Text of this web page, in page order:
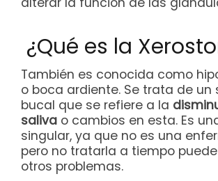
¿Qué es la
También es conocida como
o boca ardiente. Se trata de un
bucal que se refiere a la
saliva o cambios en esta. Es
singular, ya que no es una
pero no tratarla a tiempo
otros problemas.